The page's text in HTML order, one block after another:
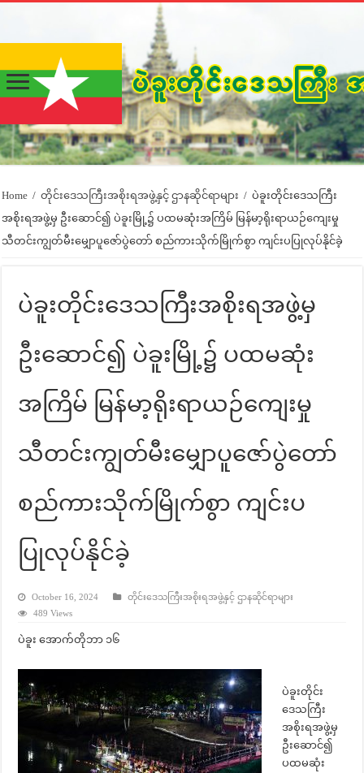
Home / တိုင်းဒေသကြီးအစိုးရအဖွဲ့နှင့် ဌာနဆိုင်ရာများ / ပဲခူးတိုင်းဒေသကြီး
အစိုးရအဖွဲ့မှ ဦးဆောင်၍ ပဲခူးမြို့၌ ပထမဆုံးအကြိမ် မြန်မာ့ရိုးရာယဉ်ကျေးမှု
သီတင်းကျွတ်မီးမျှောပူဇော်ပွဲတော် စည်ကားသိုက်မြိုက်စွာ ကျင်းပပြုလုပ်နိုင်ခဲ့
ပဲခူးတိုင်းဒေသကြီးအစိုးရအဖွဲ့မှ
ဦးဆောင်၍ ပဲခူးမြို့၌ ပထမဆုံး
အကြိမ် မြန်မာ့ရိုးရာယဉ်ကျေးမှု
သီတင်းကျွတ်မီးမျှောပူဇော်ပွဲတော်
စည်ကားသိုက်မြိုက်စွာ ကျင်းပ
ပြုလုပ်နိုင်ခဲ့
October 16, 2024
တိုင်းဒေသကြီးအစိုးရအဖွဲ့နှင့် ဌာနဆိုင်ရာများ
489 Views
ပဲခူး အောက်တိုဘာ ၁၆
ပဲခူးတိုင်း
ဒေသကြီး
အစိုးရအဖွဲ့မှ
ဦးဆောင်၍
ပထမဆုံး